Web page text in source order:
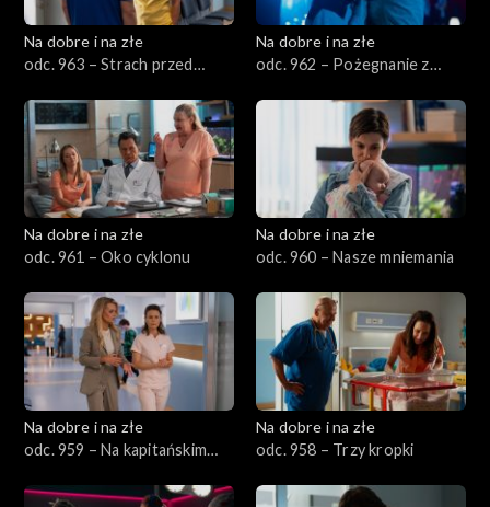
Na dobre i na złe
odc. 963 – Strach przed
Na dobre i na złe
odc. 962 – Pożegnanie z
Na dobre i na złe
odc. 961 – Oko cyklonu
Na dobre i na złe
odc. 960 – Nasze mniemania
Na dobre i na złe
odc. 959 – Na kapitańskim
Na dobre i na złe
odc. 958 – Trzy kropki